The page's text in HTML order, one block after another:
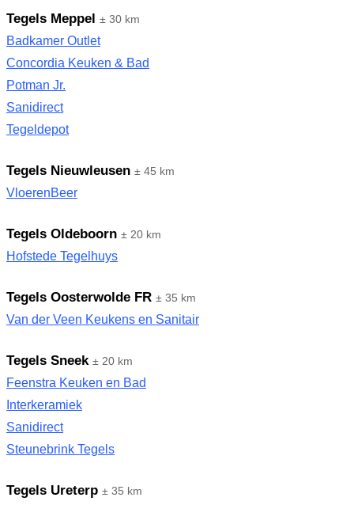
Tegels Meppel ± 30 km
Badkamer Outlet
Concordia Keuken & Bad
Potman Jr.
Sanidirect
Tegeldepot
Tegels Nieuwleusen ± 45 km
VloerenBeer
Tegels Oldeboorn ± 20 km
Hofstede Tegelhuys
Tegels Oosterwolde FR ± 35 km
Van der Veen Keukens en Sanitair
Tegels Sneek ± 20 km
Feenstra Keuken en Bad
Interkeramiek
Sanidirect
Steunebrink Tegels
Tegels Ureterp ± 35 km